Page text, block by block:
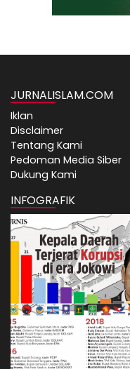
JURNALISLAM.COM
Iklan
Disclaimer
Tentang Kami
Pedoman Media Siber
Dukung Kami
INFOGRAFIK